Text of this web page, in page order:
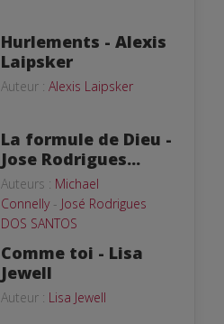
Hurlements - Alexis
Laipsker
Auteur : Alexis Laipsker
La formule de Dieu -
Jose Rodrigues...
Auteurs : Michael
Connelly- José Rodrigues
DOS SANTOS
Comme toi - Lisa
Jewell
Auteur : Lisa Jewell